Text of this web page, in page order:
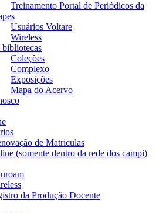
Treinamento Portal de Periódicos da
Usuários Voltare
Wireless
bibliotecas
Coleções
Complexo
Exposições
Mapa do Acervo
de Matriculas
(somente dentro da rede dos campi)
da Produção Docente